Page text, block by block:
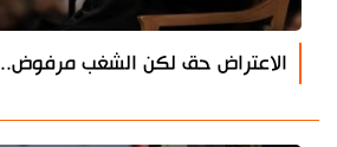
الاعتراض حق لكن الشغب مرفوض..